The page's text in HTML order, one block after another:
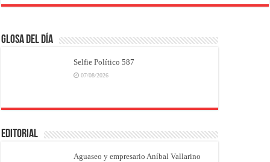
Glosa del Día
Selfie Político 587
07/08/2026
EDITORIAL
Aguaseo y empresario Aníbal Vallarino